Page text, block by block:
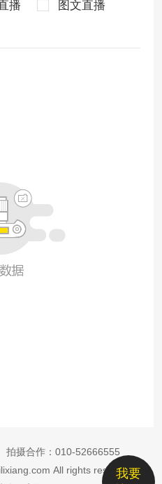
播
图文直播
我要
拍摄合作： 010-52666555
All rights reserved